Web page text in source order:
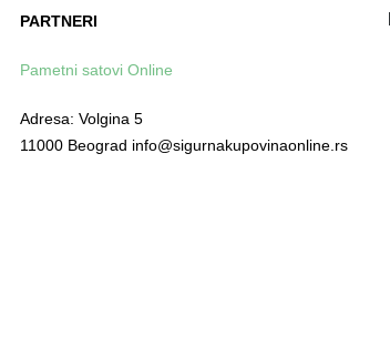
PARTNERI
Pametni satovi Online
Adresa: Volgina 5
11000 Beograd info@sigurnakupovinaonline.rs